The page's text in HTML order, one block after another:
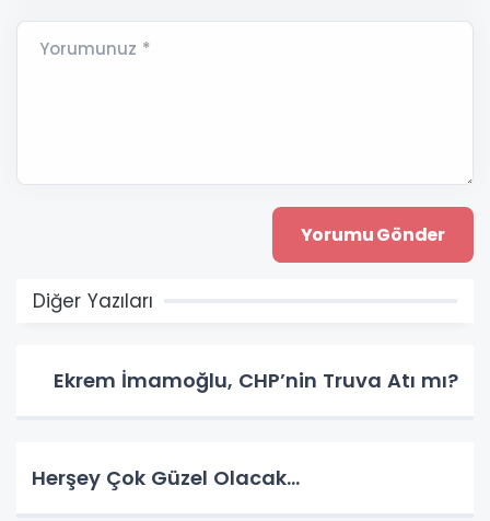
Yorumunuz *
Diğer Yazıları
Ekrem İmamoğlu, CHP’nin Truva Atı mı?
Herşey Çok Güzel Olacak…